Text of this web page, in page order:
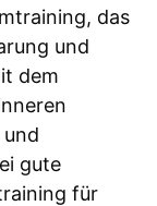
das
und
dem
gute
für